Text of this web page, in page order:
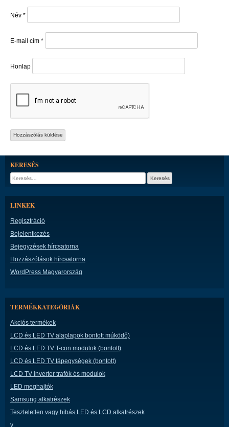
Név *
E-mail cím *
Honlap
KERESÉS
Keresés:
LINKEK
Regisztráció
Bejelentkezés
Bejegyzések hírcsatorna
Hozzászólások hírcsatorna
WordPress Magyarország
TERMÉKKATEGÓRIÁK
Akciós termékek
LCD és LED TV alaplapok bontott múködő)
LCD és LED TV T-con modulok (bontott)
LCD és LED TV tápegységek (bontott)
LCD TV inverter trafók és modulok
LED meghajtók
Samsung alkatrészek
Teszteletlen vagy hibás LED és LCD alkatrészek
v